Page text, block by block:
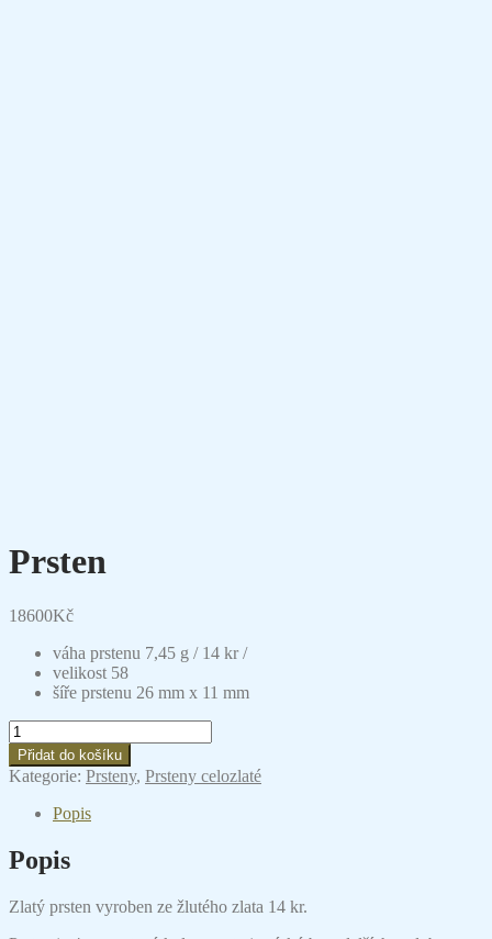
Prsten
18600Kč
váha prstenu 7,45 g / 14 kr /
velikost 58
šíře prstenu 26 mm x 11 mm
Prsten
množství
Přidat do košíku
Kategorie: Prsteny, Prsteny celozlaté
Popis
Popis
Zlatý prsten vyroben ze žlutého zlata 14 kr.